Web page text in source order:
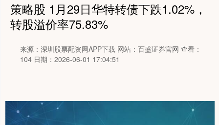
策略股 1月29日华特转债下跌1.02%，
转股溢价率75.83%
来源：深圳股票配资网APP下载 网站：百盛证券官网 查看：
104 日期：2026-06-01 17:04:51